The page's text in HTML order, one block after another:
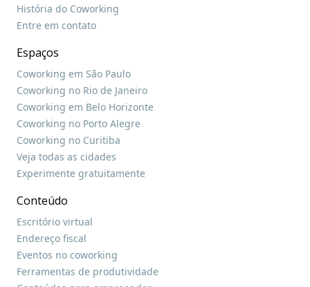
História do Coworking
Entre em contato
Espaços
Coworking em São Paulo
Coworking no Rio de Janeiro
Coworking em Belo Horizonte
Coworking no Porto Alegre
Coworking no Curitiba
Veja todas as cidades
Experimente gratuitamente
Conteúdo
Escritório virtual
Endereço fiscal
Eventos no coworking
Ferramentas de produtividade